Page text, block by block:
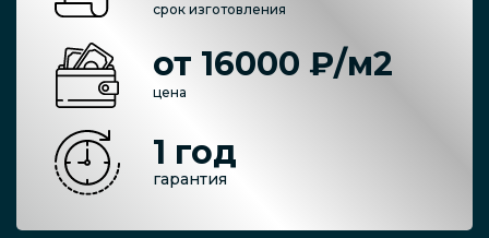
срок изготовления
от 16000 ₽/м2
цена
1 год
гарантия